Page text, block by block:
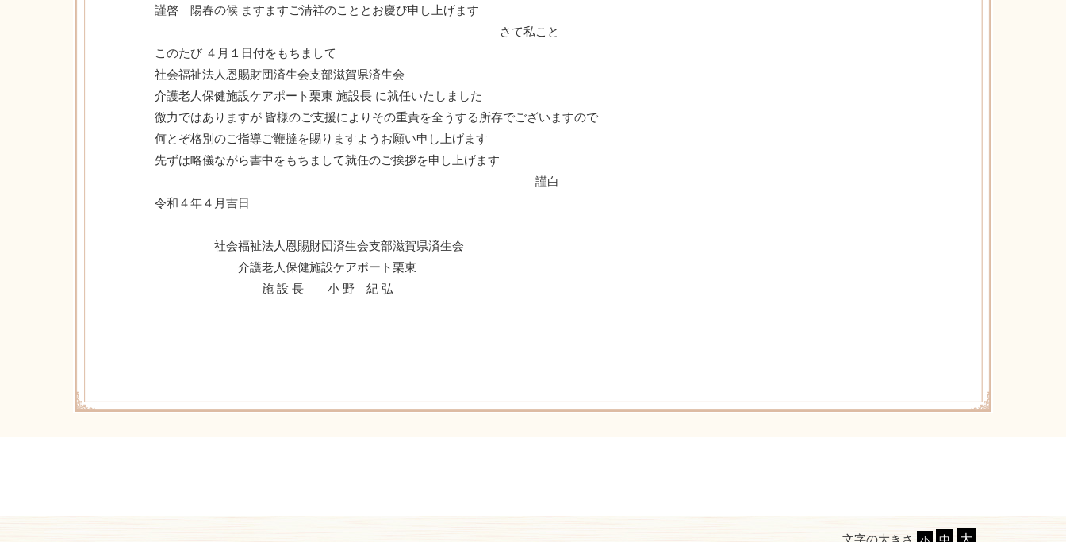
謹啓 陽春の候 ますますご清祥のこととお慶び申し上げます
さて私こと
このたび ４月１日付をもちまして
社会福祉法人恩賜財団済生会支部滋賀県済生会
介護老人保健施設ケアポート栗東 施設長 に就任いたしました
微力ではありますが 皆様のご支援によりその重責を全うする所存でございますので
何とぞ格別のご指導ご鞭撻を賜りますようお願い申し上げます
先ずは略儀ながら書中をもちまして就任のご挨拶を申し上げます
謹白
令和４年４月吉日
社会福祉法人恩賜財団済生会支部滋賀県済生会
介護老人保健施設ケアポート栗東
施 設 長 小 野 紀 弘
文字の大きさ